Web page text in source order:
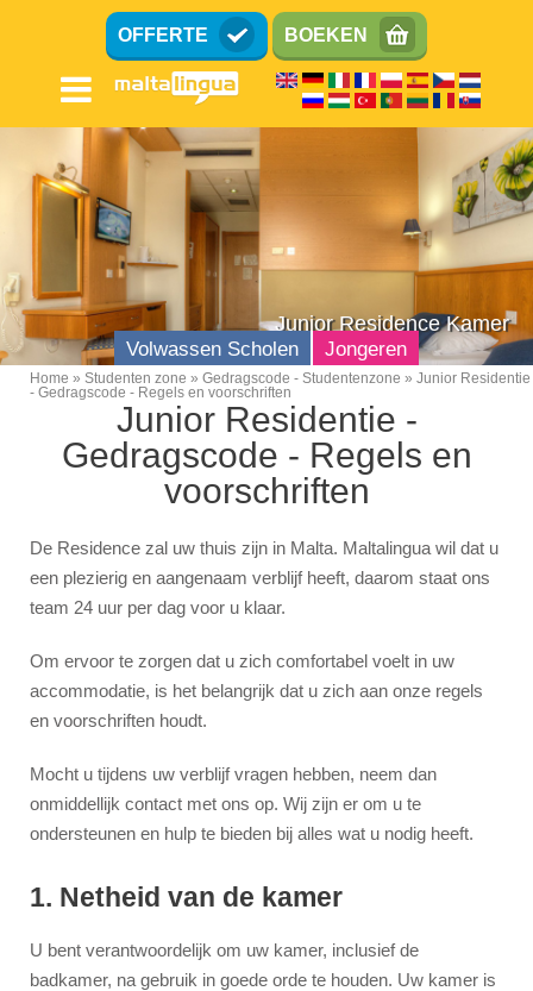
inhoud
OFFERTE BOEKEN
Volwassen Scholen Jongeren
Junior Residence Kamer
Breadcrumb
Home Studenten zone Gedragscode - Studentenzone
Junior Residentie
- Gedragscode - Regels en voorschriften
Junior Residentie -
Gedragscode - Regels en
voorschriften
De Residence zal uw thuis zijn in Malta. Maltalingua wil dat u
een plezierig en aangenaam verblijf heeft, daarom staat ons
team 24 uur per dag voor u klaar.
Om ervoor te zorgen dat u zich comfortabel voelt in uw
accommodatie, is het belangrijk dat u zich aan onze regels
en voorschriften houdt.
Mocht u tijdens uw verblijf vragen hebben, neem dan
onmiddellijk contact met ons op. Wij zijn er om u te
ondersteunen en hulp te bieden bij alles wat u nodig heeft.
1. Netheid van de kamer
U bent verantwoordelijk om uw kamer, inclusief de
badkamer, na gebruik in goede orde te houden. Uw kamer is